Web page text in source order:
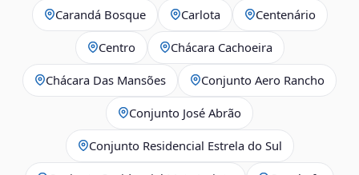
Carandá Bosque Carlota Centenário
Centro Chácara Cachoeira
Chácara Das Mansões Conjunto Aero Rancho
Conjunto José Abrão
Conjunto Residencial Estrela do Sul